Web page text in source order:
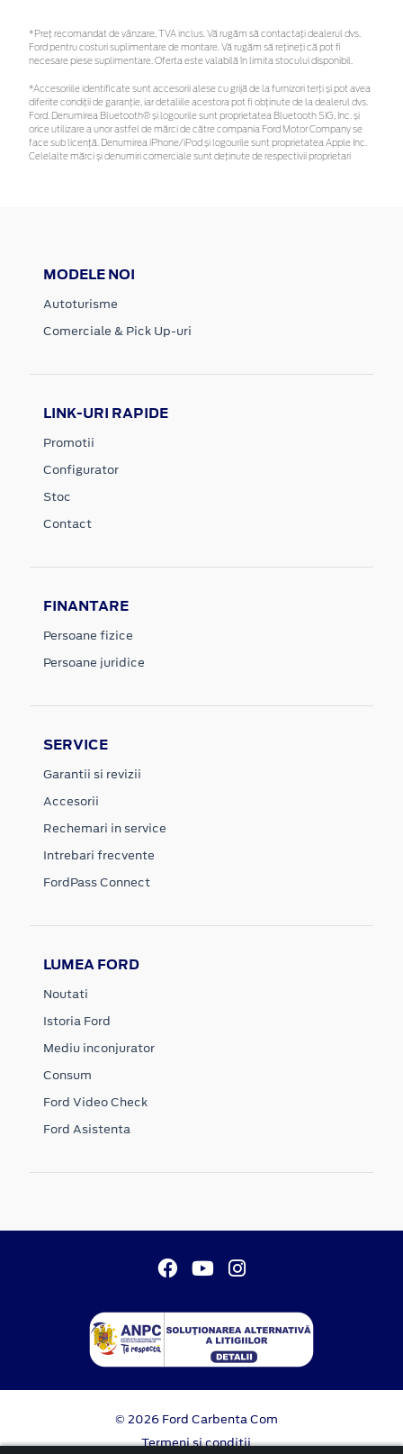
*Preţ recomandat de vânzare, TVA inclus. Vă rugăm să contactaţi dealerul dvs.
Ford pentru costuri suplimentare de montare. Vă rugăm să rețineți că pot fi
necesare piese suplimentare. Oferta este valabilă în limita stocului disponibil.
*Accesoriile identificate sunt accesorii alese cu grijă de la furnizori terți și pot avea
diferite condiții de garanție, iar detaliile acestora pot fi obținute de la dealerul dvs.
Ford. Denumirea Bluetooth® și logourile sunt proprietatea Bluetooth SIG, Inc. și
orice utilizare a unor astfel de mărci de către compania Ford Motor Company se
face sub licență. Denumirea iPhone/iPod și logourile sunt proprietatea Apple Inc.
Celelalte mărci și denumiri comerciale sunt deținute de respectivii proprietari
MODELE NOI
Autoturisme
Comerciale & Pick Up-uri
LINK-URI RAPIDE
Promotii
Configurator
Stoc
Contact
FINANTARE
Persoane fizice
Persoane juridice
SERVICE
Garantii si revizii
Accesorii
Rechemari in service
Intrebari frecvente
FordPass Connect
LUMEA FORD
Noutati
Istoria Ford
Mediu inconjurator
Consum
Ford Video Check
Ford Asistenta
© 2026 Ford Carbenta Com
Termeni si conditii